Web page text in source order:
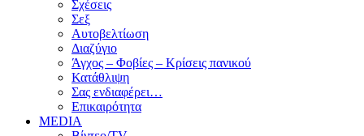
Σχέσεις
Σεξ
Αυτοβελτίωση
Διαζύγιο
Άγχος – Φοβίες – Κρίσεις πανικού
Κατάθλιψη
Σας ενδιαφέρει…
Επικαιρότητα
MEDIA